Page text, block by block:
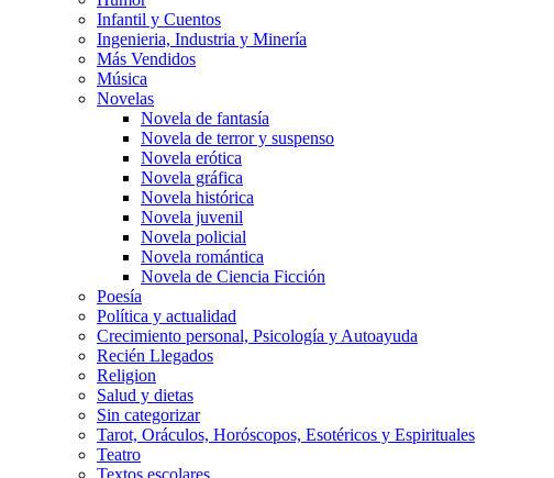
Infantil y Cuentos
Ingenieria, Industria y Minería
Más Vendidos
Música
Novelas
Novela de fantasía
Novela de terror y suspenso
Novela erótica
Novela gráfica
Novela histórica
Novela juvenil
Novela policial
Novela romántica
Novela de Ciencia Ficción
Poesía
Política y actualidad
Crecimiento personal, Psicología y Autoayuda
Recién Llegados
Religion
Salud y dietas
Sin categorizar
Tarot, Oráculos, Horóscopos, Esotéricos y Espirituales
Teatro
Textos escolares